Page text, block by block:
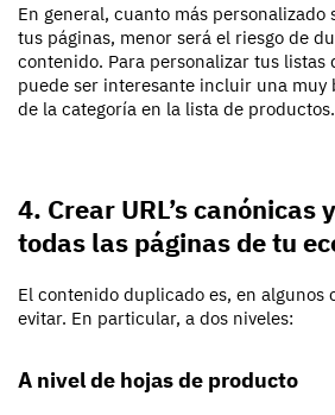
En general, cuanto más personalizado
tus páginas, menor será el riesgo de
contenido. Para personalizar tus listas
puede ser interesante incluir una muy
de la categoría en la lista de productos.
4. Crear URL’s canónicas
todas las páginas de tu
El contenido duplicado es, en algunos
evitar. En particular, a dos niveles:
A nivel de hojas de producto